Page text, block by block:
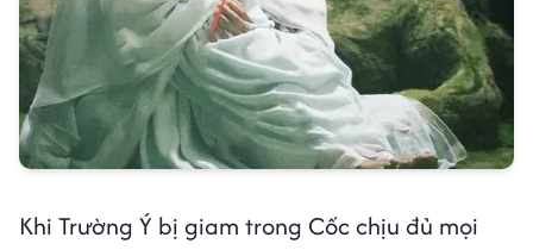
Khi Trường Ý bị giam trong Cốc chịu đủ mọi